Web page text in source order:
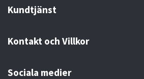
Kundtjänst
Kontakt och Villkor
Sociala medier